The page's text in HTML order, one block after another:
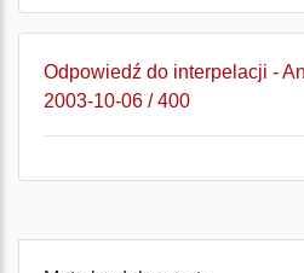
Odpowiedź do interpelacji -
2003-10-06 / 400